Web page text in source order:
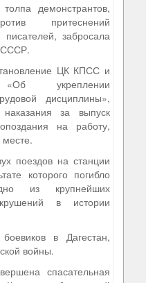
демонстрантов,
притеснений
писателей, забросала
СССР.
ЦК КПСС и
укреплении
дисциплины»,
наказания за выпуск
на работу,
поездов на станции
которого погибло
из крупнейших
в истории
в Дагестан,
войны.
спасательная